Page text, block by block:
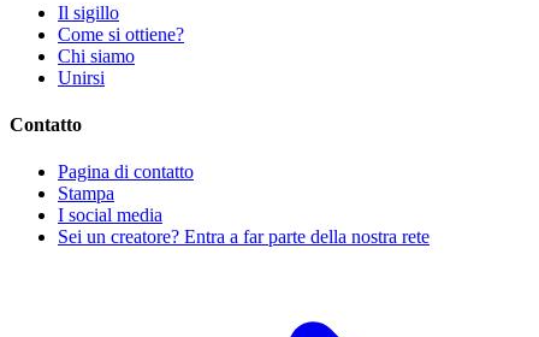
Il sigillo
Come si ottiene?
Chi siamo
Unirsi
Contatto
Pagina di contatto
Stampa
I social media
Sei un creatore? Entra a far parte della nostra rete